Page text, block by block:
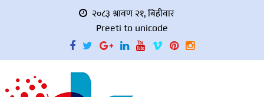
२०८३ श्रावण २१, बिहीवार
Preeti to unicode